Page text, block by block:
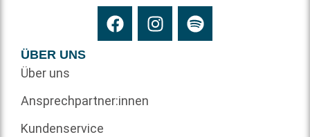
ÜBER UNS
Über uns
Ansprechpartner:innen
Kundenservice